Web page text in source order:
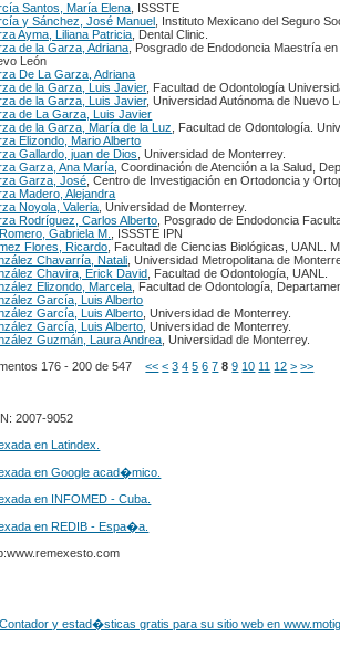
Santos, María Elena , ISSSTE
y Sánchez, José Manuel
, Instituto Mexicano del Seguro
Ayma, Liliana Patricia , Dental Clinic.
de la Garza, Adriana , Posgrado de Endodoncia Maestría
León
De La Garza, Adriana
de la Garza, Luis Javier, Facultad de Odontología
de la Garza, Luis Javier, Universidad Autónoma de Nuevo
de La Garza, Luis Javier
de la Garza, María de la Luz
, Facultad de Odontología.
Elizondo, Mario Alberto
Gallardo, juan de Dios , Universidad de Monterrey.
Garza, Ana María , Coordinación de Atención a la Salud,
Garza, José , Centro de Investigación en Ortodoncia y
Madero, Alejandra
Noyola, Valeria , Universidad de Monterrey.
Rodríguez, Carlos Alberto , Posgrado de Endodoncia
Gabriela M.
, ISSSTE IPN
Flores, Ricardo , Facultad de Ciencias Biológicas, UANL.
Chavarría, Natali , Universidad Metropolitana de
Chavira, Erick David
, Facultad de Odontología, UANL.
Elizondo, Marcela , Facultad de Odontología,
García, Luis Alberto
García, Luis Alberto , Universidad de Monterrey.
García, Luis Alberto , Universidad de Monterrey.
Guzmán, Laura Andrea , Universidad de Monterrey.
176 - 200 de 547<< < 3 4 5 6 7 8 9 10 11 12 > >>
2007-9052
en Latindex.
en Google acad�mico.
en INFOMED - Cuba.
en REDIB - Espa�a.